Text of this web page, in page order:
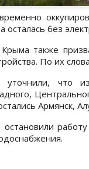
осталась без
Крыма также
По их
что
Армянск,
остановили